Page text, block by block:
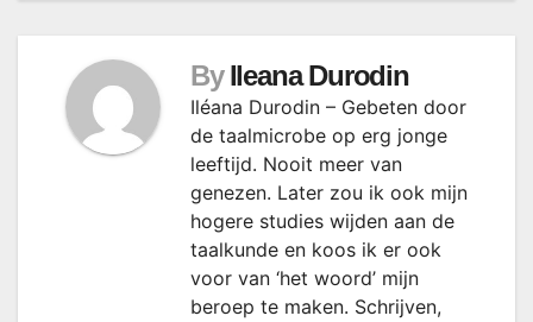
By Ileana Durodin
Iléana Durodin – Gebeten door
de taalmicrobe op erg jonge
leeftijd. Nooit meer van
genezen. Later zou ik ook mijn
hogere studies wijden aan de
taalkunde en koos ik er ook
voor van ‘het woord’ mijn
beroep te maken. Schrijven,